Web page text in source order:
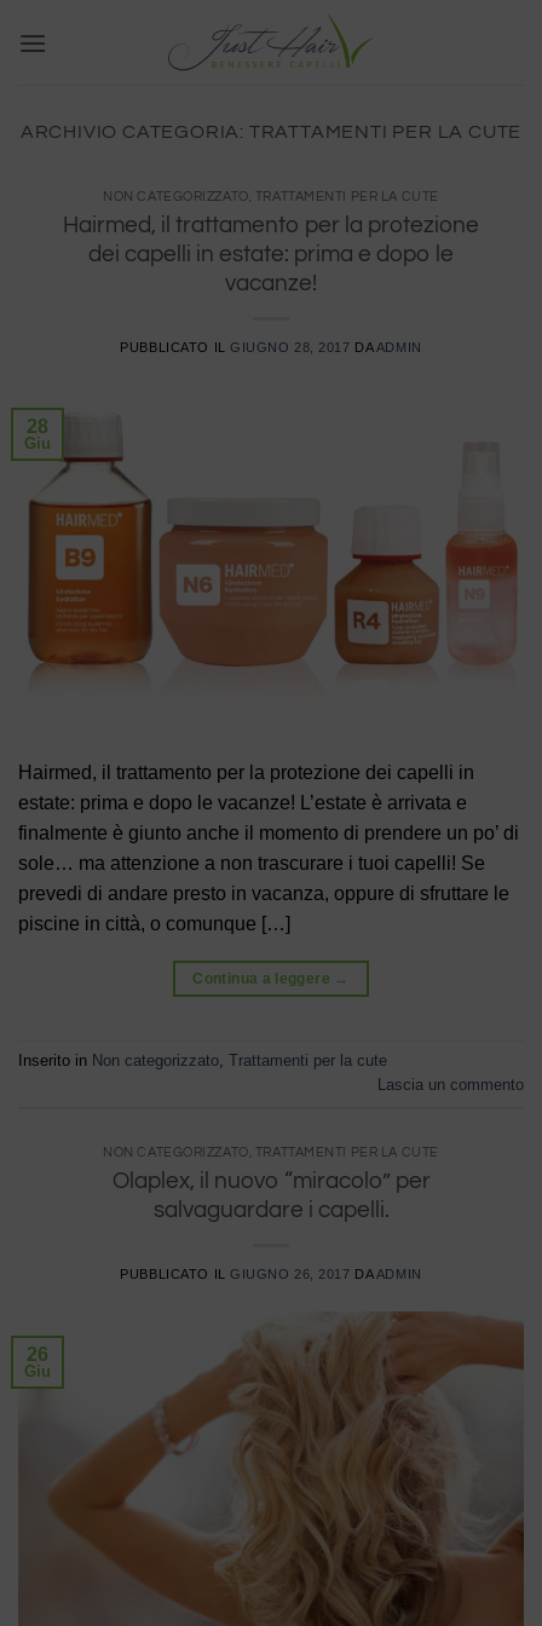
ARCHIVIO CATEGORIA: TRATTAMENTI PER LA CUTE
NON CATEGORIZZATO TRATTAMENTI PER LA CUTE
Hairmed, il trattamento per la protezione
dei capelli in estate: prima e dopo le
vacanze!
PUBBLICATO ILGIUGNO 28, 2017 DAADMIN
28
Giu
Hairmed, il trattamento per la protezione dei capelli in
estate: prima e dopo le vacanze! L’estate è arrivata e
finalmente è giunto anche il momento di prendere un po’ di
sole… ma attenzione a non trascurare i tuoi capelli! Se
prevedi di andare presto in vacanza, oppure di sfruttare le
piscine in città, o comunque […]
Continua a leggere →
Inserito in Non categorizzato, Trattamenti per la cute
Lascia un commento
NON CATEGORIZZATO TRATTAMENTI PER LA CUTE
Olaplex, il nuovo “miracolo” per
salvaguardare i capelli.
PUBBLICATO ILGIUGNO 26, 2017 DAADMIN
26
Giu